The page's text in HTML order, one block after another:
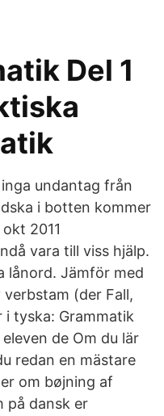
Del 1
undantag från
i botten kommer
2011
vara till viss hjälp.
lånord. Jämför med
(der Fall,
i tyska: Grammatik
de Om du lär
redan en mästare
om bøjning af
på dansk er